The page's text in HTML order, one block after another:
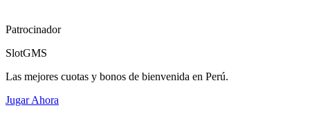
Patrocinador
SlotGMS
Las mejores cuotas y bonos de bienvenida en Perú.
Jugar Ahora